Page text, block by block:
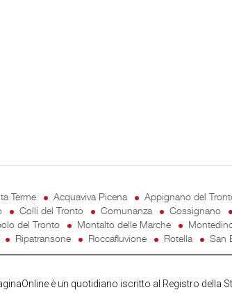
Terme Acquaviva Picena Appignano del
Colli del Tronto Comunanza Cossignano
del Tronto
Montalto delle Marche
Ripatransone Roccafluvione Rotella San
è un quotidiano iscritto al Registro della